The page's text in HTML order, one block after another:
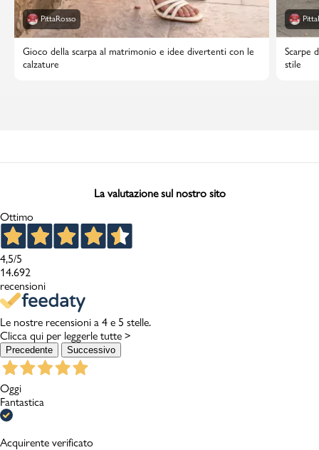
PittaRosso
Gioco della scarpa al matrimonio e idee divertenti con le
calzature
Scarpe
stile
La valutazione sul nostro sito
Ottimo
4,5/5
14.692
recensioni
Le nostre recensioni a 4 e 5 stelle.
Clicca qui per leggerle tutte >
Precedente Successivo
Oggi
Fantastica
Acquirente verificato